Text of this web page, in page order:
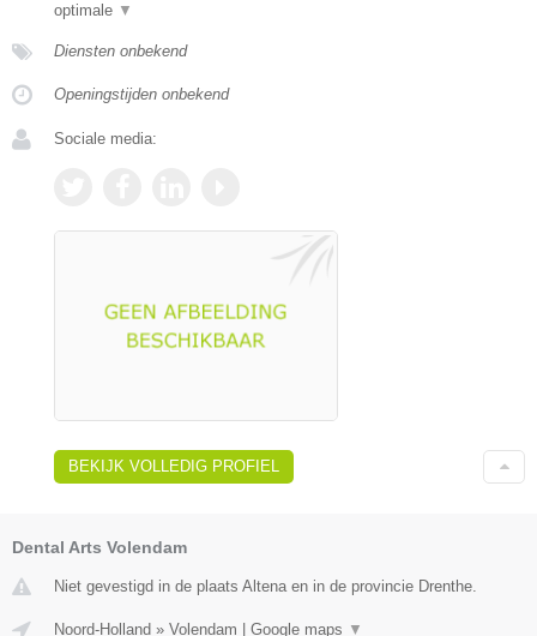
optimale ▼
Diensten onbekend
Openingstijden onbekend
Sociale media:
BEKIJK VOLLEDIG PROFIEL
Dental Arts Volendam
Niet gevestigd in de plaats Altena en in de provincie Drenthe.
Noord-Holland » Volendam Google maps ▼